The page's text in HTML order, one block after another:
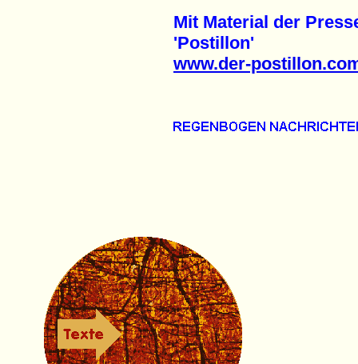
Mit Material der
'Postillon'
www.der-